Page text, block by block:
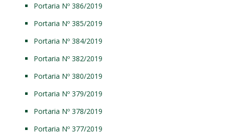
Portaria Nº 386/2019
Portaria Nº 385/2019
Portaria Nº 384/2019
Portaria Nº 382/2019
Portaria Nº 380/2019
Portaria Nº 379/2019
Portaria Nº 378/2019
Portaria Nº 377/2019